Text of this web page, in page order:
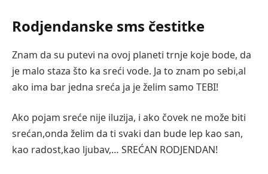
Rodjendanske sms čestitke
Znam da su putevi na ovoj planeti trnje koje bode, da
je malo staza što ka sreći vode. Ja to znam po sebi,al
ako ima bar jedna sreća ja je želim samo TEBI!
Ako pojam sreće nije iluzija, i ako čovek ne može biti
srećan,onda želim da ti svaki dan bude lep kao san,
kao radost,kao ljubav,… SREĆAN RODJENDAN!